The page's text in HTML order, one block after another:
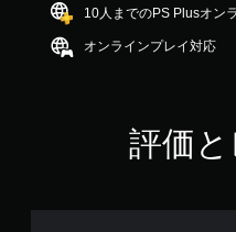
4
7
10人までのPS Plusオン
オンラインプレイ対応
評価